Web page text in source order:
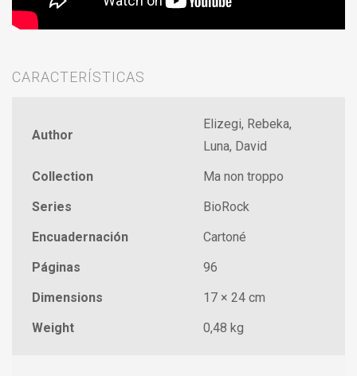
CARACTERÍSTICAS
Author
Elizegi, Rebeka,
Luna, David
Collection
Ma non troppo
Series
BioRock
Encuadernación
Cartoné
Páginas
96
Dimensions
17 × 24 cm
Weight
0,48 kg